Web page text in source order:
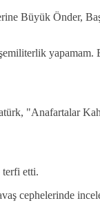
Büyük Önder,
yapamam.
"Anafartalar
terfi etti.
cephelerinde